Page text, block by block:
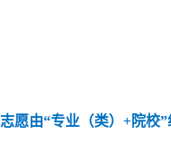
愿由“专业（类）+院校